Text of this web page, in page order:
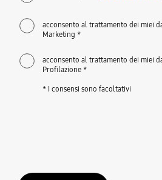
acconsento al trattamento dei miei
Marketing *
acconsento al trattamento dei miei
Profilazione *
* I consensi sono facoltativi